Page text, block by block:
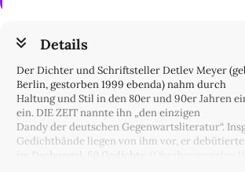
Details
Der Dichter und Schriftsteller Detlev Meyer
Berlin, gestorben 1999 ebenda) nahm durch
Haltung und Stil in den 80er und 90er Jahren
ein. DIE ZEIT nannte ihn „den einzigen
Dandy der deutschen Gegenwartsliteratur“.
Gedichtbände liegen von ihm vor, er